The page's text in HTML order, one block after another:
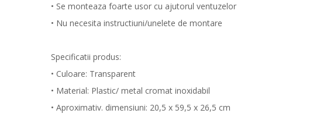
• Se monteaza foarte usor cu ajutorul ventuzelor
• Nu necesita instructiuni/unelete de montare
Specificatii produs:
• Culoare: Transparent
• Material: Plastic/ metal cromat inoxidabil
• Aproximativ. dimensiuni: 20,5 x 59,5 x 26,5 cm